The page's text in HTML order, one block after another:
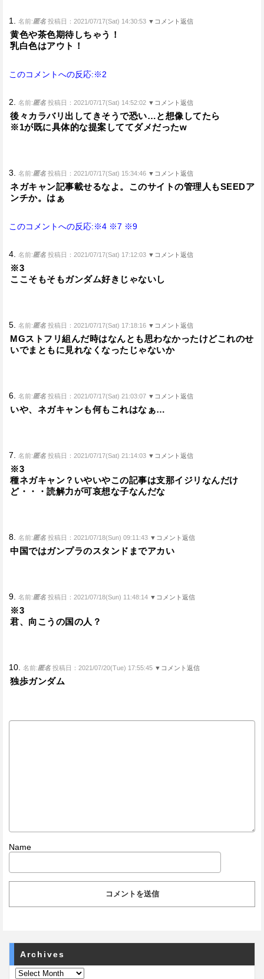
1. 名前:匿名 投稿日：2021/07/17(Sat) 14:30:53 ▼コメント返信
黄色や茶色期待しちゃう！
乳白色はアウト！
このコメントへの反応:※2
2. 名前:匿名 投稿日：2021/07/17(Sat) 14:52:02 ▼コメント返信
後々カラバリ出してきそうで恐い…と想像してたら
※1が既に具体的な提案しててダメだったw
3. 名前:匿名 投稿日：2021/07/17(Sat) 15:34:46 ▼コメント返信
ネガキャン記事載せるなよ。このサイトの管理人もSEEDア
ンチか。はぁ
このコメントへの反応:※4 ※7 ※9
4. 名前:匿名 投稿日：2021/07/17(Sat) 17:12:03 ▼コメント返信
※3
ここそもそもガンダム好きじゃないし
5. 名前:匿名 投稿日：2021/07/17(Sat) 17:18:16 ▼コメント返信
MGストフリ組んだ時はなんとも思わなかったけどこれのせ
いでまともに見れなくなったじゃないか
6. 名前:匿名 投稿日：2021/07/17(Sat) 21:03:07 ▼コメント返信
いや、ネガキャンも何もこれはなぁ…
7. 名前:匿名 投稿日：2021/07/17(Sat) 21:14:03 ▼コメント返信
※3
種ネガキャン？いやいやこの記事は支那イジリなんだけ
ど・・・読解力が可哀想な子なんだな
8. 名前:匿名 投稿日：2021/07/18(Sun) 09:11:43 ▼コメント返信
中国ではガンプラのスタンドまでアカい
9. 名前:匿名 投稿日：2021/07/18(Sun) 11:48:14 ▼コメント返信
※3
君、向こうの国の人？
10. 名前:匿名 投稿日：2021/07/20(Tue) 17:55:45 ▼コメント返信
独歩ガンダム
Name
Archives